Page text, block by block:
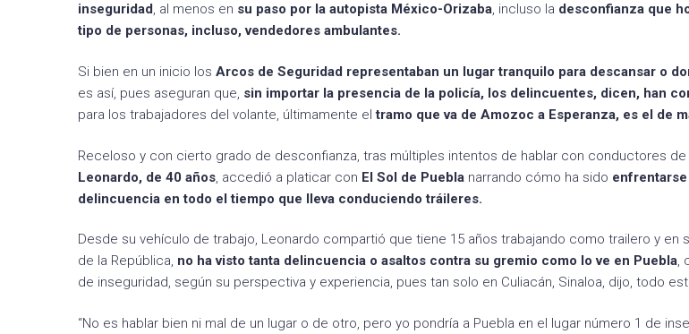
inseguridad, al menos en su paso por la autopista México-Orizaba, incluso la desconfianza que
tipo de personas, incluso, vendedores ambulantes.
Si bien en un inicio los Arcos de Seguridad representaban un lugar tranquilo para descansar o
es así, pues aseguran que, sin importar la presencia de la policía, los delincuentes, dicen, han
para los trabajadores del volante, últimamente eltramo que va de Amozoc a Esperanza, es el de
Receloso y con cierto grado de desconfianza, tras múltiples intentos de hablar con conductores de
Leonardo, de 40 años , accedió a platicar con El Sol de Puebla narrando cómo ha sido
delincuencia en todo el tiempo que lleva conduciendo tráileres.
Desde su vehículo de trabajo, Leonardo compartió que tiene 15 años trabajando como trailero y en
de la República, no ha visto tanta delincuencia o asaltos contra su gremio como lo ve en Puebla,
de inseguridad, según su perspectiva y experiencia, pues tan solo en Culiacán, Sinaloa, dijo, todo
“No es hablar bien ni mal de un lugar o de otro, pero yo pondría a Puebla en el lugar número 1 de